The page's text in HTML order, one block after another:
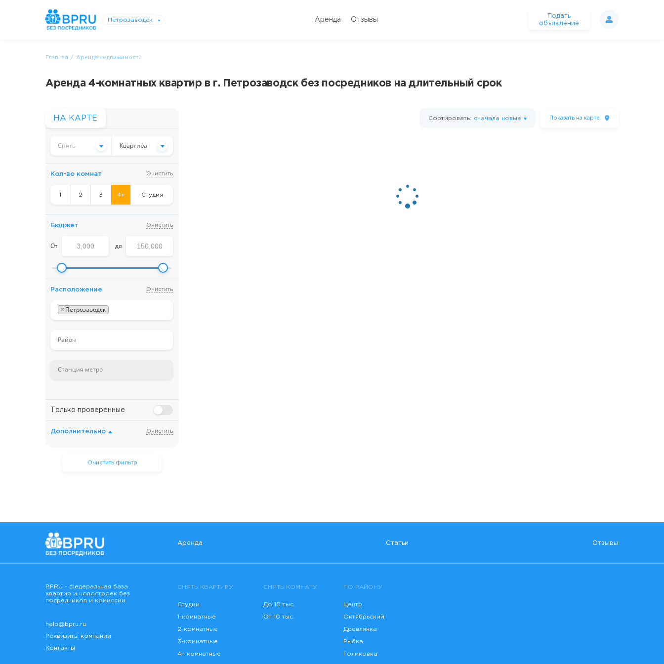
Петрозаводск Аренда Отзывы
Подать
объявление
Главная Аренда недвижимости
Аренда 4-комнатных квартир в г. Петрозаводск без посредников на длительный срок
Снять Квартира
Кол-во комнат Очистить
1 2 3 4+ Студия
Бюджет Очистить
От до
Расположение Очистить
×Петрозаводск
Только проверенные
Дополнительно Очистить
НА КАРТЕ
Очистить фильтр
Сортировать: сначала новые Показать на карте
Аренда Статьи Отзывы
BPRU - федеральная база
квартир и новостроек без
посредников и комиссии
help@bpru.ru
Реквизиты компании
Контакты
СНЯТЬ КВАРТИРУ
Студии
1-комнатные
2-комнатные
3-комнатные
4+ комнатные
СНЯТЬ КОМНАТУ
До 10 тыс.
От 10 тыс.
ПО РАЙОНУ
Центр
Октябрьский
Древлянка
Рыбка
Голиковка